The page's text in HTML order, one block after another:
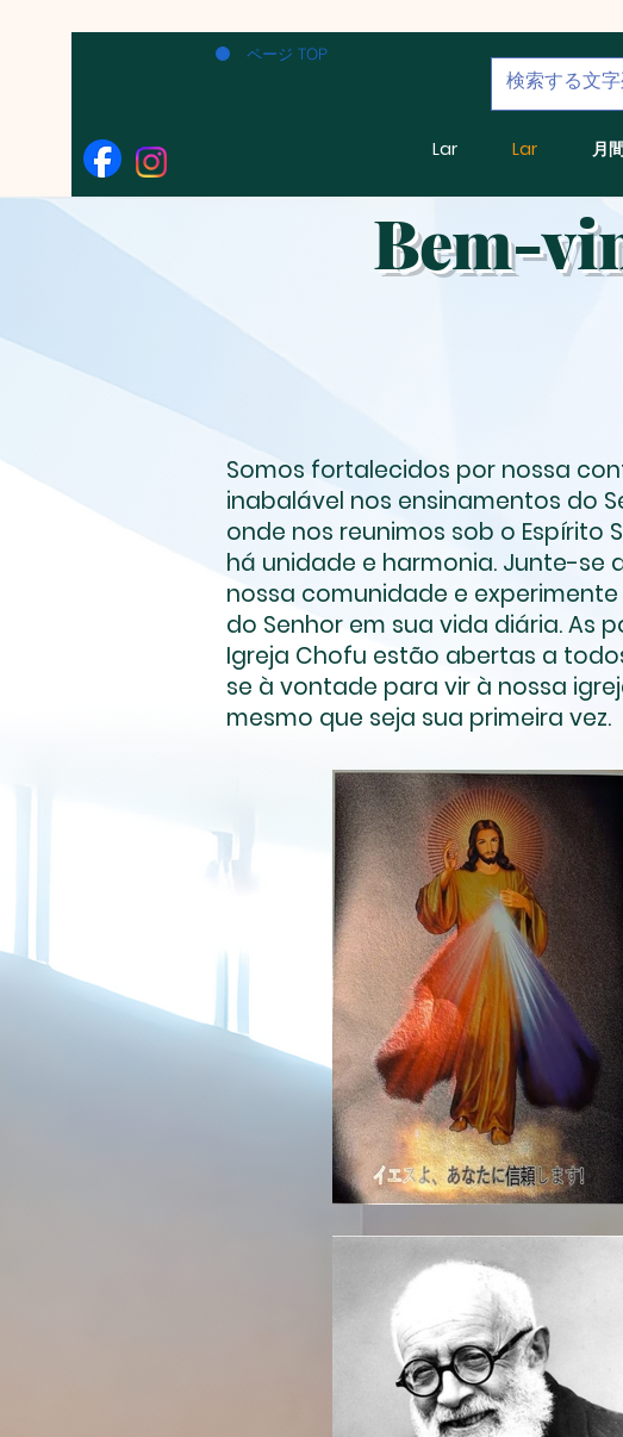
ページ TOP
Lar Lar 月
Bem-
Somos fortalecidos por nossa
inabalável nos ensinamentos do
onde nos reunimos sob o Espírito
há unidade e harmonia. Junte-se
nossa comunidade e
do Senhor em sua vida diária. As
Igreja Chofu estão abertas a
se à vontade para vir à nossa
mesmo que seja sua primeira vez.